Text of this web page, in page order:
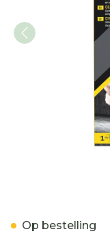
Op bestelling